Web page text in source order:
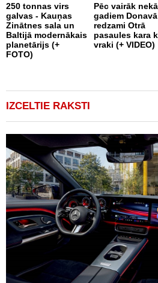
250 tonnas virs
galvas - Kauņas
Zinātnes sala un
Baltijā modernākais
planetārijs (+
FOTO)
Pēc vairāk
gadiem Donavā
redzami Otrā
pasaules kara
vraki (+ VIDEO)
IZCELTIE RAKSTI